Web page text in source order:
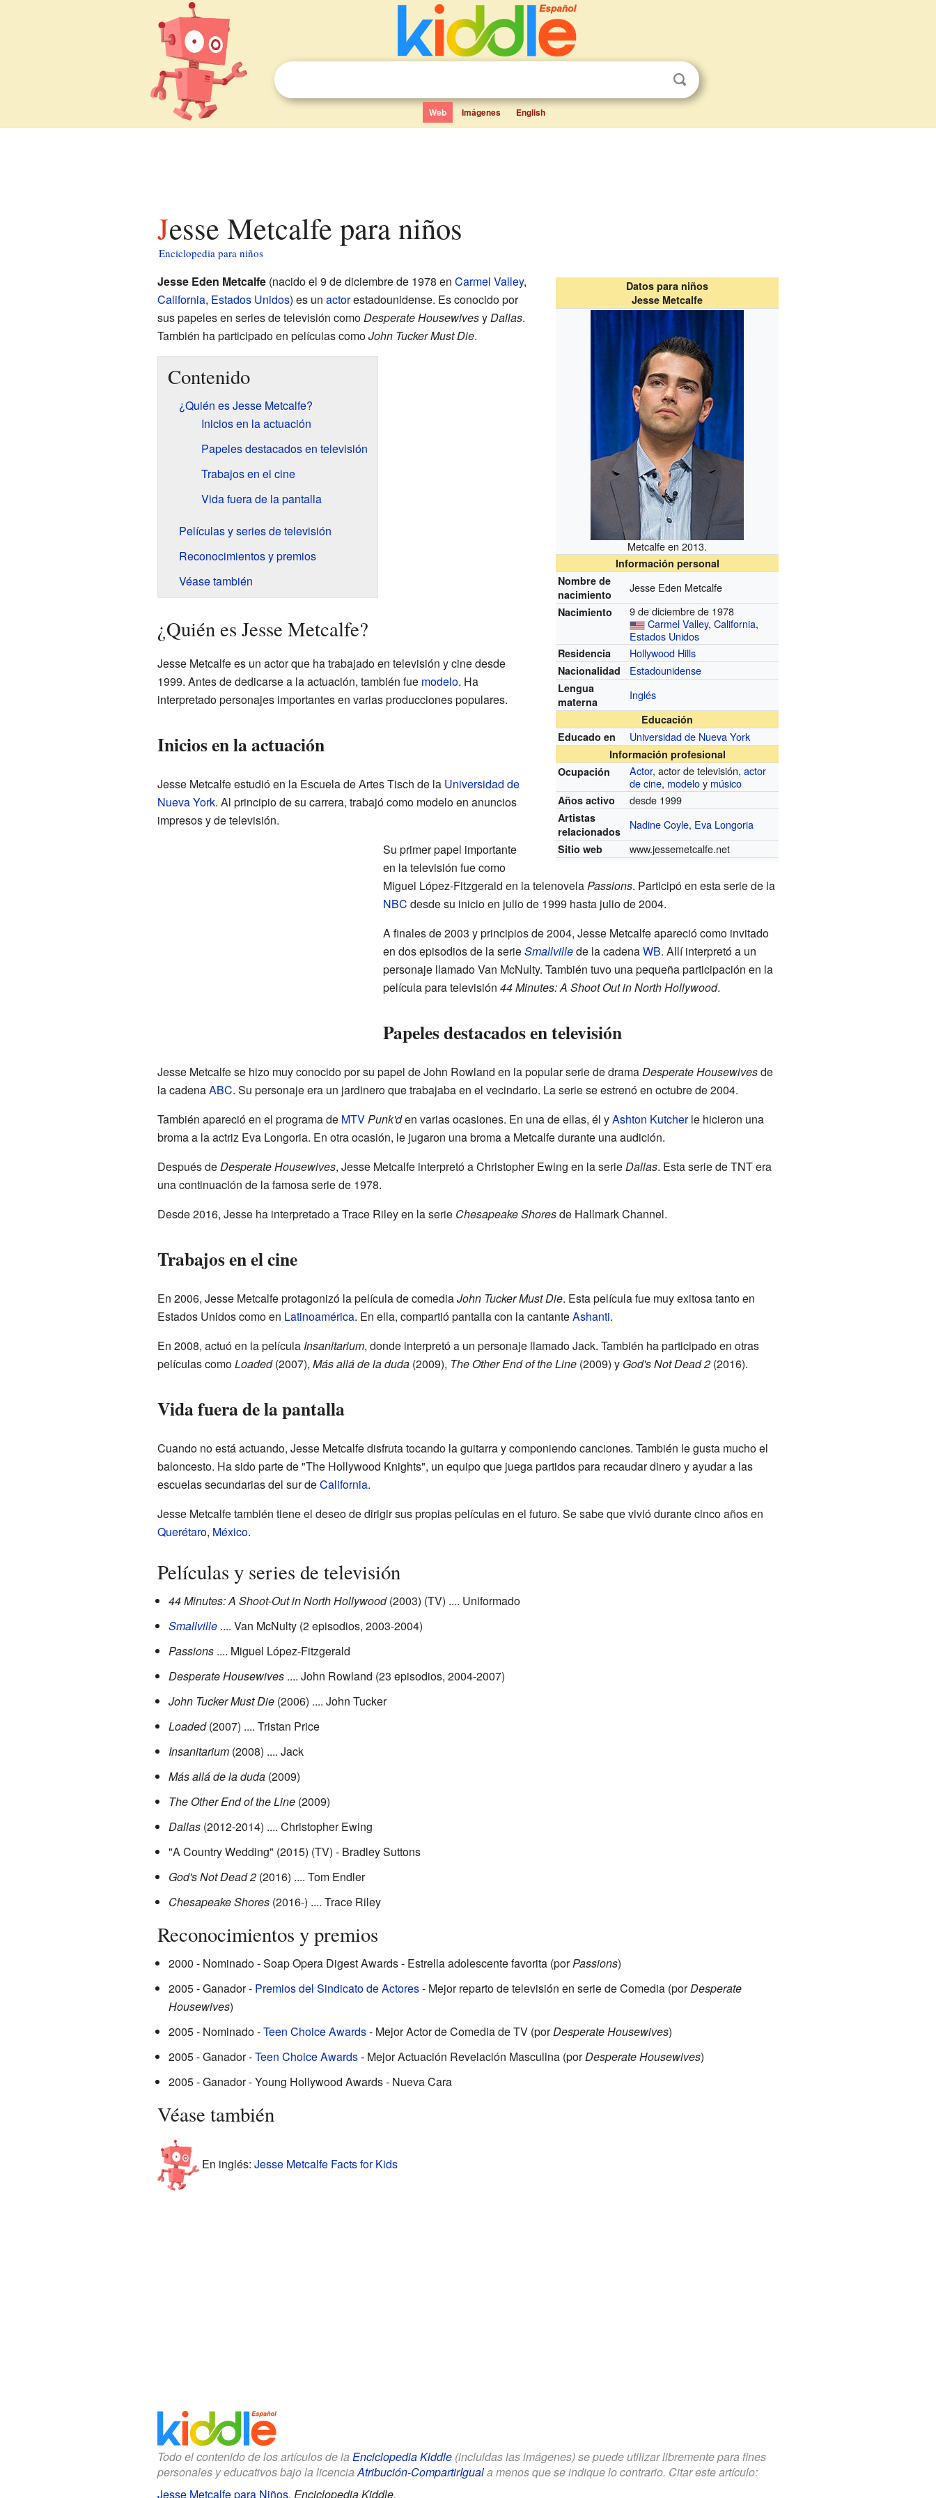
Web Imágenes English
Jesse Metcalfe para niños
Enciclopedia para niños
Datos para niños
Jesse Metcalfe
Metcalfe en 2013.
Información personal
Nombre de
nacimiento
Jesse Eden Metcalfe
Nacimiento
9 de diciembre de 1978
Carmel Valley,California,
Estados Unidos
Residencia Hollywood Hills
Nacionalidad Estadounidense
Lengua
materna
Inglés
Educación
Educado en
Universidad de Nueva York
Información profesional
Ocupación
Actor, actor de televisión,actor
de cine, modeloy músico
Años activo desde 1999
Artistas
relacionados
Nadine Coyle, Eva Longoria
Sitio web www.jessemetcalfe.net
Jesse Eden Metcalfe(nacido el 9 de diciembre de 1978 en Carmel Valley,
California, Estados Unidos) es un actorestadounidense. Es conocido por
sus papeles en series de televisión comoDesperate HousewivesyDallas.
También ha participado en películas comoJohn Tucker Must Die.
Contenido
¿Quién es Jesse Metcalfe?
Inicios en la actuación
Papeles destacados en televisión
Trabajos en el cine
Vida fuera de la pantalla
Películas y series de televisión
Reconocimientos y premios
Véase también
¿Quién es Jesse Metcalfe?
Jesse Metcalfe es un actor que ha trabajado en televisión y cine desde
1999. Antes de dedicarse a la actuación, también fue modelo. Ha
interpretado personajes importantes en varias producciones populares.
Inicios en la actuación
Jesse Metcalfe estudió en la Escuela de Artes Tisch de la Universidad de
Nueva York. Al principio de su carrera, trabajó como modelo en anuncios
impresos y de televisión.
Su primer papel importante
en la televisión fue como
Miguel López-Fitzgerald en la telenovelaPassions. Participó en esta serie de la
NBC desde su inicio en julio de 1999 hasta julio de 2004.
A finales de 2003 y principios de 2004, Jesse Metcalfe apareció como invitado
en dos episodios de la serieSmallvillede la cadenaWB. Allí interpretó a un
personaje llamado Van McNulty. También tuvo una pequeña participación en la
película para televisión 44 Minutes: A Shoot Out in North Hollywood.
Papeles destacados en televisión
Jesse Metcalfe se hizo muy conocido por su papel de John Rowland en la popular serie de dramaDesperate Housewivesde
la cadenaABC. Su personaje era un jardinero que trabajaba en el vecindario. La serie se estrenó en octubre de 2004.
También apareció en el programa de MTVPunk'den varias ocasiones. En una de ellas, él yAshton Kutcherle hicieron una
broma a la actriz Eva Longoria. En otra ocasión, le jugaron una broma a Metcalfe durante una audición.
Después deDesperate Housewives, Jesse Metcalfe interpretó a Christopher Ewing en la serieDallas. Esta serie de TNT era
una continuación de la famosa serie de 1978.
Desde 2016, Jesse ha interpretado a Trace Riley en la serie Chesapeake Shoresde Hallmark Channel.
Trabajos en el cine
En 2006, Jesse Metcalfe protagonizó la película de comediaJohn Tucker Must Die. Esta película fue muy exitosa tanto en
Estados Unidos como en Latinoamérica. En ella, compartió pantalla con la cantanteAshanti.
En 2008, actuó en la película Insanitarium, donde interpretó a un personaje llamado Jack. También ha participado en otras
películas comoLoaded(2007), Más allá de la duda(2009), The Other End of the Line(2009) y God's Not Dead 2(2016).
Vida fuera de la pantalla
Cuando no está actuando, Jesse Metcalfe disfruta tocando la guitarra y componiendo canciones. También le gusta mucho el
baloncesto. Ha sido parte de "The Hollywood Knights", un equipo que juega partidos para recaudar dinero y ayudar a las
escuelas secundarias del sur deCalifornia.
Jesse Metcalfe también tiene el deseo de dirigir sus propias películas en el futuro. Se sabe que vivió durante cinco años en
Querétaro, México.
Películas y series de televisión
44 Minutes: A Shoot-Out in North Hollywood(2003) (TV) .... Uniformado
Smallville.... Van McNulty (2 episodios, 2003-2004)
Passions.... Miguel López-Fitzgerald
Desperate Housewives.... John Rowland (23 episodios, 2004-2007)
John Tucker Must Die(2006) .... John Tucker
Loaded(2007) .... Tristan Price
Insanitarium(2008) .... Jack
Más allá de la duda(2009)
The Other End of the Line(2009)
Dallas(2012-2014) .... Christopher Ewing
"A Country Wedding" (2015) (TV) - Bradley Suttons
God's Not Dead 2(2016) .... Tom Endler
Chesapeake Shores(2016-) .... Trace Riley
Reconocimientos y premios
2000 - Nominado - Soap Opera Digest Awards - Estrella adolescente favorita (porPassions)
2005 - Ganador - Premios del Sindicato de Actores- Mejor reparto de televisión en serie de Comedia (porDesperate
Housewives)
2005 - Nominado -Teen Choice Awards- Mejor Actor de Comedia de TV (porDesperate Housewives)
2005 - Ganador -Teen Choice Awards- Mejor Actuación Revelación Masculina (porDesperate Housewives)
2005 - Ganador - Young Hollywood Awards - Nueva Cara
Véase también
En inglés: Jesse Metcalfe Facts for Kids
Todo el contenido de los artículos de la Enciclopedia Kiddle(incluidas las imágenes) se puede utilizar libremente para fines
personales y educativos bajo la licenciaAtribución-CompartirIguala menos que se indique lo contrario. Citar este artículo:
Jesse Metcalfe para Niños. Enciclopedia Kiddle.